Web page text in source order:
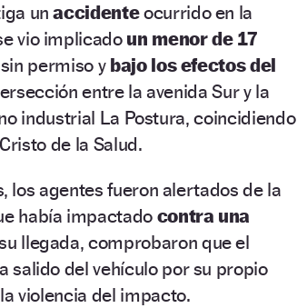
unaccidenteocurrido en la
vio implicadoun menor de 17
permiso y bajo los efectos del
entre la avenida Sur y la
industrial La Postura, coincidiendo
de la Salud.
los agentes fueron alertados de la
había impactado contra una
llegada, comprobaron que el
salido del vehículo por su propio
violencia del impacto.